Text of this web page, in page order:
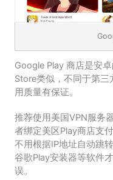
Google Play 商店是安
Store类似，不同于第
用质量有保证。
推荐使用美国VPN服务
者绑定美区Play商店支
不用根据IP地址自动跳
谷歌Play安装器等软件
误。